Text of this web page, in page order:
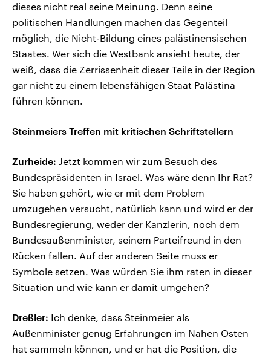
dieses nicht real seine Meinung. Denn seine
politischen Handlungen machen das Gegenteil
möglich, die Nicht-Bildung eines palästinensischen
Staates. Wer sich die Westbank ansieht heute, der
weiß, dass die Zerrissenheit dieser Teile in der Region
gar nicht zu einem lebensfähigen Staat Palästina
führen können.
Steinmeiers Treffen mit kritischen Schriftstellern
Zurheide: Jetzt kommen wir zum Besuch des
Bundespräsidenten in Israel. Was wäre denn Ihr Rat?
Sie haben gehört, wie er mit dem Problem
umzugehen versucht, natürlich kann und wird er der
Bundesregierung, weder der Kanzlerin, noch dem
Bundesaußenminister, seinem Parteifreund in den
Rücken fallen. Auf der anderen Seite muss er
Symbole setzen. Was würden Sie ihm raten in dieser
Situation und wie kann er damit umgehen?
Dreßler: Ich denke, dass Steinmeier als
Außenminister genug Erfahrungen im Nahen Osten
hat sammeln können, und er hat die Position, die